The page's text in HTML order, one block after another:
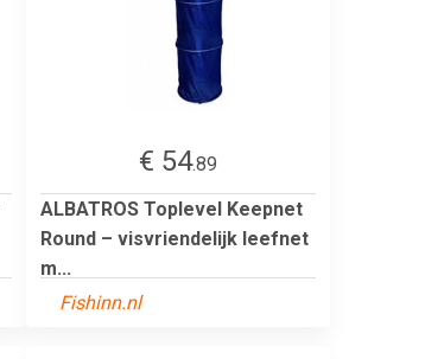
€ 54.89
ALBATROS Toplevel Keepnet
Round – visvriendelijk leefnet
m...
Fishinn.nl